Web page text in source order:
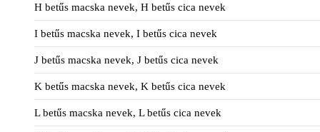
H betűs macska nevek, H betűs cica nevek
I betűs macska nevek, I betűs cica nevek
J betűs macska nevek, J betűs cica nevek
K betűs macska nevek, K betűs cica nevek
L betűs macska nevek, L betűs cica nevek